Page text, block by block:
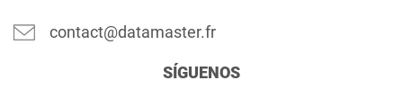
contact@datamaster.fr
SÍGUENOS